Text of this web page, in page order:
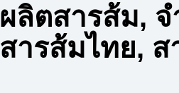
ผลิตสารส้ม,
สารส้มไทย,